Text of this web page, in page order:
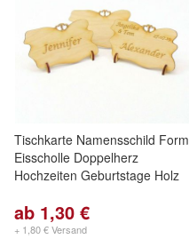
Tischkarte Namensschild Form
Eisscholle Doppelherz
Hochzeiten Geburtstage Holz
ab 1,30 €
+ 1,80 € Versand